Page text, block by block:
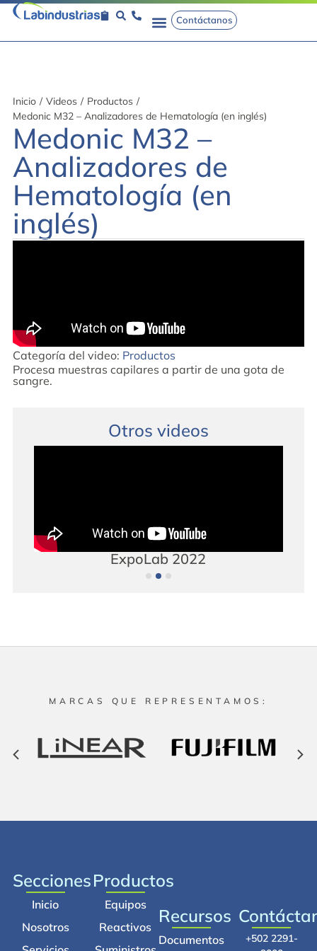
Contáctanos
Inicio / Videos / Productos /
Medonic M32 – Analizadores de Hematología (en inglés)
Medonic M32 –
Analizadores de
Hematología (en
inglés)
Categoría del video: Productos
Procesa muestras capilares a partir de una gota de
sangre.
Otros videos
ExpoLab 2022
MARCAS QUE REPRESENTAMOS:
Secciones
Inicio
Nosotros
Productos
Equipos
Reactivos
Recursos
Documentos
+502 2291-